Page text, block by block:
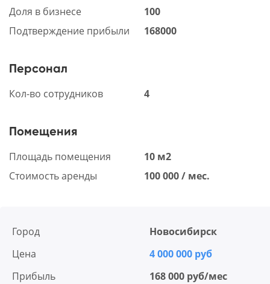
Доля в бизнесе
100
Подтверждение прибыли
168000
Персонал
Кол-во сотрудников 4
Помещения
Площадь помещения
10 м2
Стоимость аренды
100 000 / мес.
Город
Новосибирск
Цена
4 000 000 руб
Прибыль
168 000 руб/мес